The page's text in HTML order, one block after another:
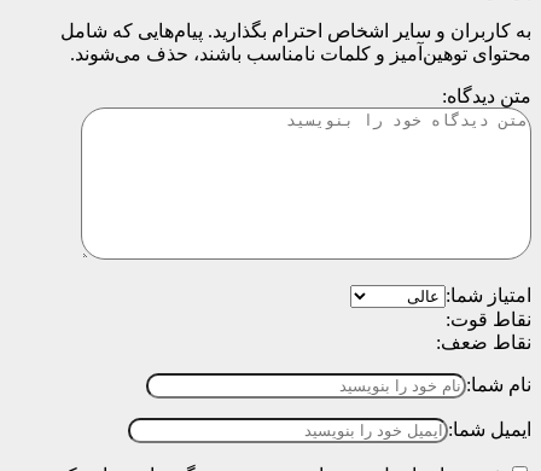
به کاربران و سایر اشخاص احترام بگذارید. پیام‌هایی که شامل
محتوای توهین‌آمیز و کلمات نامناسب باشند، حذف می‌شوند.
متن دیدگاه:
امتیاز شما:
نقاط قوت:
نقاط ضعف:
نام شما:
ایمیل شما: